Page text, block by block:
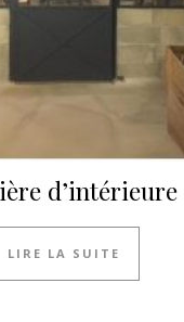
d’intérieure
LIRE LA SUITE